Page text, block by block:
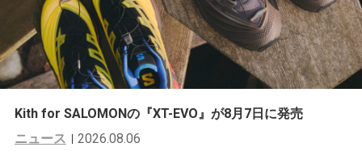
Kith for SALOMONの『XT-EVO』が8月7日に発売
ニュース
2026.08.06